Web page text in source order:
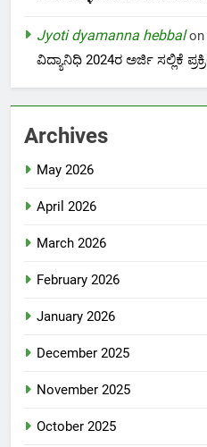
Jyoti dyamanna hebbalon
ವಿದ್ಯಾನಿಧಿ 2024ರ ಅರ್ಜಿ ಸಲ್ಲಿಕೆ
Archives
May 2026
April 2026
March 2026
February 2026
January 2026
December 2025
November 2025
October 2025